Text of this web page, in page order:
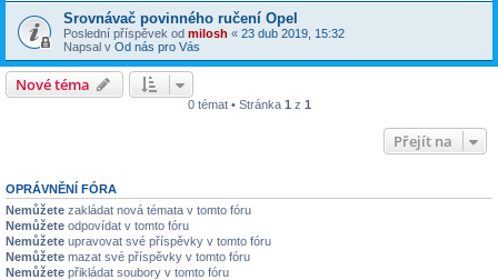
Srovnávač povinného ručení Opel
Poslední příspěvek od milosh « 23 dub 2019, 15:32
Napsal v Od nás pro Vás
Nové téma
0 témat • Stránka 1 z 1
Přejít na
OPRÁVNĚNÍ FÓRA
Nemůžete zakládat nová témata v tomto fóru
Nemůžete odpovídat v tomto fóru
Nemůžete upravovat své příspěvky v tomto fóru
Nemůžete mazat své příspěvky v tomto fóru
Nemůžete přikládat soubory v tomto fóru